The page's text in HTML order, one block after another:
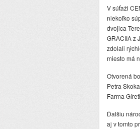
V súťaži
niekoľko
dvojica
GRACIIA z
zdolali
miesto má
Otvorená
Petra
Farma
Ďalšiu
aj v tomto